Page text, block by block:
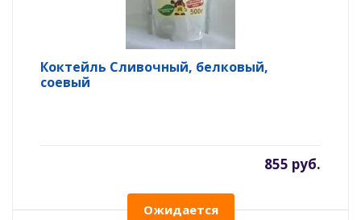
Коктейль Сливочный, белковый,
соевый
855 руб.
Ожидается